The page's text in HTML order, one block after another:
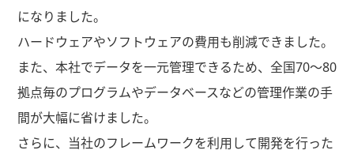
になりました。
ハードウェアやソフトウェアの費用も削減できました。
また、本社でデータを一元管理できるため、全国70～80
拠点毎のプログラムやデータベースなどの管理作業の手
間が大幅に省けました。
さらに、当社のフレームワークを利用して開発を行った